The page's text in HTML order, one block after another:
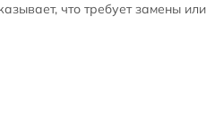
что требует замены или